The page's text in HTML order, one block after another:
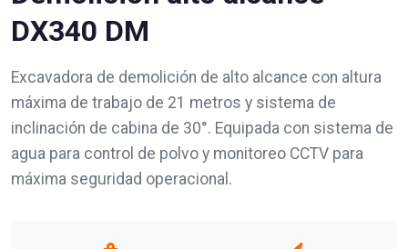
DX340 DM
Excavadora de demolición de alto alcance con altura
máxima de trabajo de 21 metros y sistema de
inclinación de cabina de 30°. Equipada con sistema de
agua para control de polvo y monitoreo CCTV para
máxima seguridad operacional.